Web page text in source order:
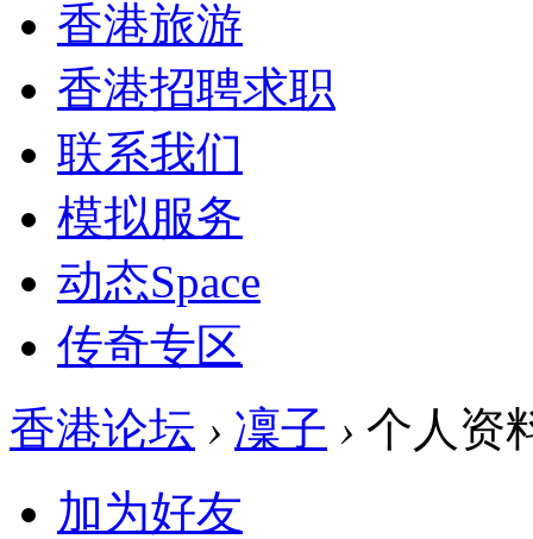
香港旅游
香港招聘求职
联系我们
模拟服务
动态Space
传奇专区
香港论坛 › 凜子 › 个人资
加为好友